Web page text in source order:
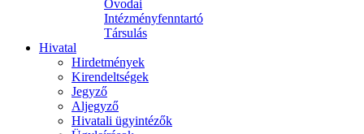
Óvodai
Intézményfenntartó
Társulás
Hivatal
Hirdetmények
Kirendeltségek
Jegyző
Aljegyző
Hivatali ügyintézők